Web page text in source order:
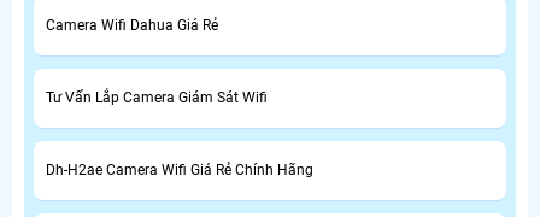
Camera Wifi Dahua Giá Rẻ
Tư Vấn Lắp Camera Giám Sát Wifi
Dh-H2ae Camera Wifi Giá Rẻ Chính Hãng